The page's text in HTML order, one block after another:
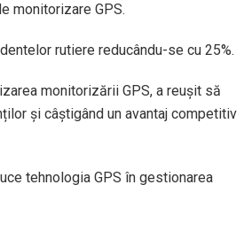
monitorizare GPS.
rutiere reducându-se cu 25%.
monitorizării GPS, a reușit să
și câștigând un avantaj competitiv
tehnologia GPS în gestionarea